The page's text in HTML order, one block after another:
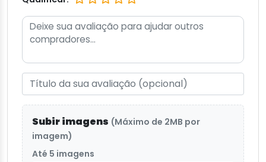
Subir imagens (Máximo de 2MB por
imagem)
Até 5 imagens